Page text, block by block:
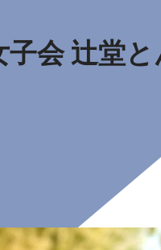
会 辻堂